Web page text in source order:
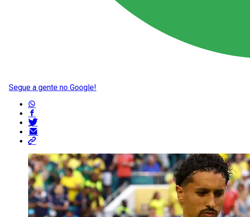
Segue a gente no Google!